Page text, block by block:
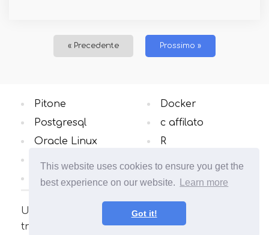
This website uses cookies to ensure you get the
best experience on our website.
Learn more
Got it!
« Precedente Prossimo »
Un sito sul sistema operativo Linux. Qui
troverai molti articoli interessanti e guide utili
Pitone
Postgresql
Oracle Linux
C ++
OS Windows
Docker
c affilato
R
Oracle Database
Tutte le categorie